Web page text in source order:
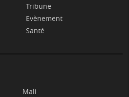
Tribune
Evènement
Santé
Mali